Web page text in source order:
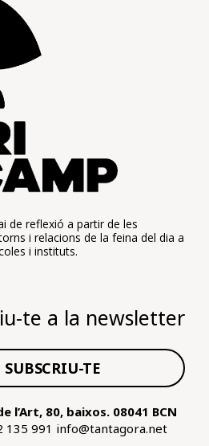
de reflexió a partir de les
i relacions de la feina del dia a
i instituts.
te a la newsletter
SUBSCRIU-TE
l’Art, 80, baixos. 08041 BCN
135 991 info@tantagora.net